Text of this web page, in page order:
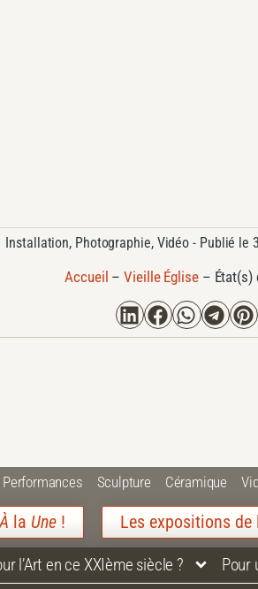
Installation, Photographie, Vidéo - Publié le
Accueil –Vieille Église– État(s)
Performances Sculpture Céramique
À la Une ! Les expositions de
l’Art en ce XXIème siècle ? Pour